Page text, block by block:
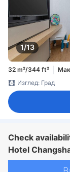
1/13
32 m²/344 ft²
Изглед: Град
Check
Hotel